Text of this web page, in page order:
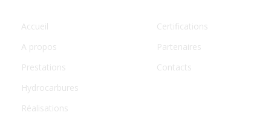
Accueil
A propos
Prestations
Hydrocarbures
Réalisations
Certifications
Partenaires
Contacts